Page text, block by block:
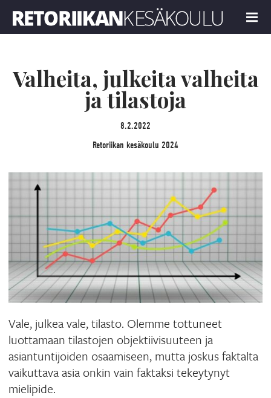
MENU
Valheita, julkeita valheita
ja tilastoja
8.2.2022
Retoriikan kesäkoulu 2024
Vale, julkea vale, tilasto. Olemme tottuneet
luottamaan tilastojen objektiivisuuteen ja
asiantuntijoiden osaamiseen, mutta joskus faktalta
vaikuttava asia onkin vain faktaksi tekeytynyt
mielipide.